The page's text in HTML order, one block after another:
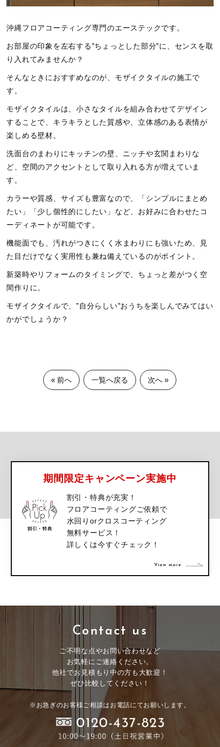
沖縄フロアコーティング専門のエーステックです。
お部屋の印象を左右する”ちょっとした部分”に、センスを取
り入れてみませんか？
そんなときにおすすめなのが、モザイクタイルの施工で
す。
モザイクタイルは、小さなタイルを組み合わせてデザイン
することで、キラキラとした質感や、立体感のある表情が
楽しめる壁材。
洗面台のまわりにキッチンの壁、ニッチや玄関まわりな
ど、空間のアクセントとして取り入れる方が増えていま
す。
カラーや質感、サイズも豊富なので、「シンプルにまとめ
たい」「少し個性的にしたい」など、お好みに合わせたコ
ーディネートが可能です。
機能面でも、汚れがつきにくく水まわりにも強いため、見
た目だけでなく実用性も兼ね備えているのがポイント。
新築時やリフォームのタイミングで、ちょっと差がつく空
間作りに。
モザイクタイルで、”自分らしい”おうちを楽しんでみてはい
かがでしょうか？
« 前へ 一覧へ戻る 次へ »
期間限定キャンペーン実施中
割引・特典が充実！
フロアコーティングご依頼で
水回りorクロスコーティング
無料サービス！
詳しくは今すぐチェック！
Contact us
ご不明な点やお問い合わせなど
お気軽にご連絡ください。
他社でお見積もり中の方も大歓迎！
ぜひ比較してください！
※お急ぎのお客様ご相談はお電話にてお願いします。